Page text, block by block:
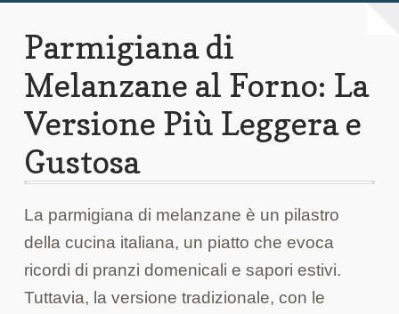
Parmigiana di
Melanzane al Forno: La
Versione Più Leggera e
Gustosa
La parmigiana di melanzane è un pilastro
della cucina italiana, un piatto che evoca
ricordi di pranzi domenicali e sapori estivi.
Tuttavia, la versione tradizionale, con le